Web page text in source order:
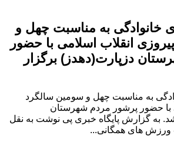
خانوادگی به مناسبت چهل و
انقلاب اسلامی با حضور
دزپارت(دهدز) برگزار
به مناسبت چهل و سومین سالگرد
با حضور پرشور مردم شهرستان
به گزارش پایگاه خبری پی نوشت به نقل
ورزش های همگانی...